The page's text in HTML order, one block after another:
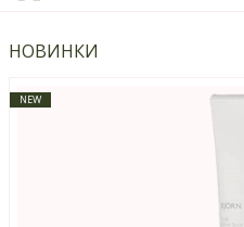
НОВИНКИ
NEW